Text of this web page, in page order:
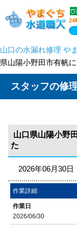
24
山口の水漏れ修理 や
県山陽小野田市有帆
スタッフの修
山口県山陽小野
た
2026年06月30日
作業詳細
作業日
2026/06/30